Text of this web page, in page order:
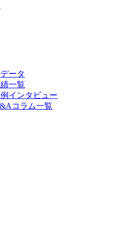
ータ
一覧
インタビュー
コラム一覧